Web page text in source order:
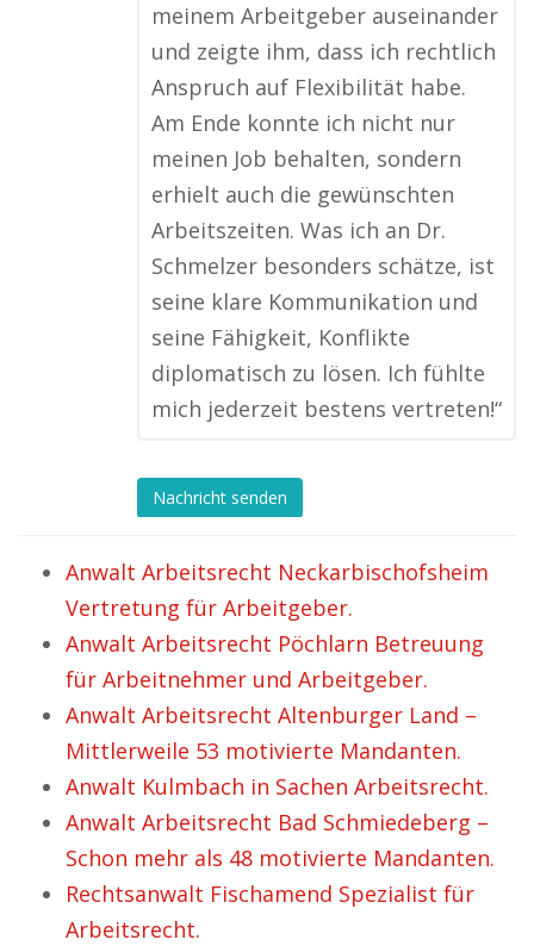
meinem Arbeitgeber auseinander
und zeigte ihm, dass ich rechtlich
Anspruch auf Flexibilität habe.
Am Ende konnte ich nicht nur
meinen Job behalten, sondern
erhielt auch die gewünschten
Arbeitszeiten. Was ich an Dr.
Schmelzer besonders schätze, ist
seine klare Kommunikation und
seine Fähigkeit, Konflikte
diplomatisch zu lösen. Ich fühlte
mich jederzeit bestens vertreten!“
Nachricht senden
Anwalt Arbeitsrecht Neckarbischofsheim
Vertretung für Arbeitgeber.
Anwalt Arbeitsrecht Pöchlarn Betreuung
für Arbeitnehmer und Arbeitgeber.
Anwalt Arbeitsrecht Altenburger Land –
Mittlerweile 53 motivierte Mandanten.
Anwalt Kulmbach in Sachen Arbeitsrecht.
Anwalt Arbeitsrecht Bad Schmiedeberg –
Schon mehr als 48 motivierte Mandanten.
Rechtsanwalt Fischamend Spezialist für
Arbeitsrecht.